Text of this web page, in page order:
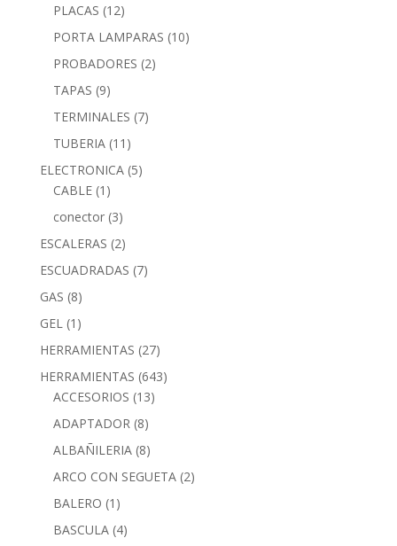
PLACAS (12)
PORTA LAMPARAS (10)
PROBADORES (2)
TAPAS (9)
TERMINALES (7)
TUBERIA (11)
ELECTRONICA (5)
CABLE (1)
conector (3)
ESCALERAS (2)
ESCUADRADAS (7)
GAS (8)
GEL (1)
HERRAMIENTAS (27)
HERRAMIENTAS (643)
ACCESORIOS (13)
ADAPTADOR (8)
ALBAÑILERIA (8)
ARCO CON SEGUETA (2)
BALERO (1)
BASCULA (4)